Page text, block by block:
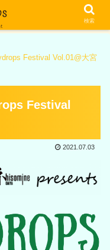
Festival Vol.01@大宮
Festival
2021.07.03
検索